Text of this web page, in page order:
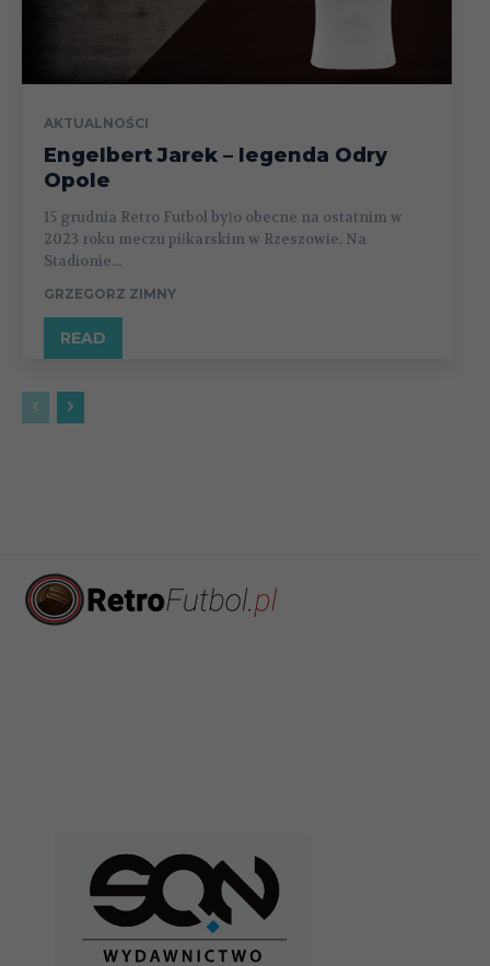
AKTUALNOŚCI
Engelbert Jarek – legenda Odry
Opole
15 grudnia Retro Futbol było obecne na ostatnim w
2023 roku meczu piłkarskim w Rzeszowie. Na
Stadionie...
GRZEGORZ ZIMNY
READ